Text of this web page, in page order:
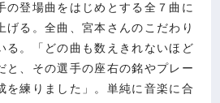
の登場曲をはじめとする全７曲に
げる。全曲、宮本さんのこだわり
る。「どの曲も数えきれないほど
と、その選手の座右の銘やプレー
を練りました」。単純に音楽に合